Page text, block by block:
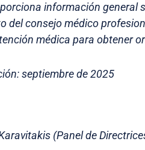
información general
del consejo médico
médica para obtener
septiembre de 2025
(Panel de